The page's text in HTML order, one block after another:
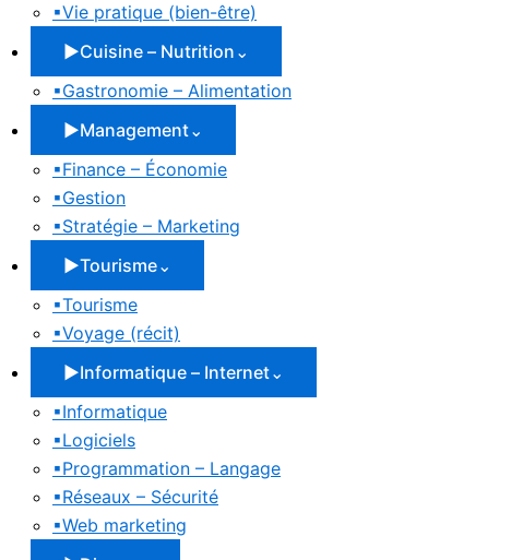
▪Vie pratique (bien-être)
▶Cuisine – Nutrition ⌄
▪Gastronomie – Alimentation
▶Management⌄
▪Finance – Économie
▪Gestion
▪Stratégie – Marketing
▶Tourisme⌄
▪Tourisme
▪Voyage (récit)
▶Informatique – Internet⌄
▪Informatique
▪Logiciels
▪Programmation – Langage
▪Réseaux – Sécurité
▪Web marketing